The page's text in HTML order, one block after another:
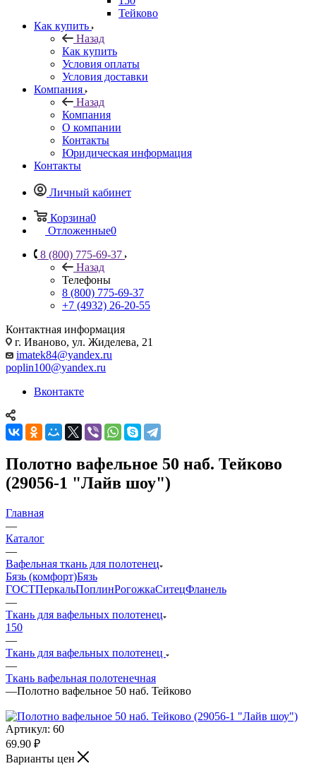
Тейково
Как купить
Назад
Как купить
Условия оплаты
Условия доставки
Компания
Назад
Компания
О компании
Контакты
Юридическая информация
Контакты
Личный кабинет
Корзина0
Отложенные0
8 (800) 775-69-37
Назад
Телефоны
8 (800) 775-69-37
+7 (4932) 26-20-55
Контактная информация
г. Иваново, ул. Жиделева, 21
imatek84@yandex.ru
poplin100@yandex.ru
Вконтакте
Полотно вафельное 50 наб. Тейково
(29056-1 "Лайв шоу")
Главная
—
Каталог
—
Вафельная ткань для полотенец
Бязь (комфорт)Бязь
ГОСТПеркальПоплинРогожкаСитецФланель
—
Ткань для вафельных полотенец
150
—
Ткань для вафельных полотенец
—
Ткань вафельная полотенечная
—Полотно вафельное 50 наб. Тейково
Артикул: 60
69.90 ₽
Варианты цен